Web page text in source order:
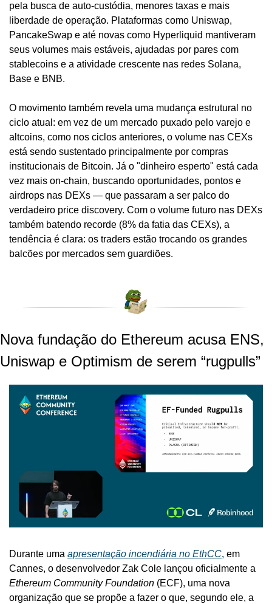
pela busca de auto-custódia, menores taxas e mais
liberdade de operação. Plataformas como Uniswap,
PancakeSwap e até novas como Hyperliquid mantiveram
seus volumes mais estáveis, ajudadas por pares com
stablecoins e a atividade crescente nas redes Solana,
Base e BNB.
O movimento também revela uma mudança estrutural no
ciclo atual: em vez de um mercado puxado pelo varejo e
altcoins, como nos ciclos anteriores, o volume nas CEXs
está sendo sustentado principalmente por compras
institucionais de Bitcoin. Já o "dinheiro esperto" está cada
vez mais on-chain, buscando oportunidades, pontos e
airdrops nas DEXs — que passaram a ser palco do
verdadeiro price discovery. Com o volume futuro nas DEXs
também batendo recorde (8% da fatia das CEXs), a
tendência é clara: os traders estão trocando os grandes
balcões por mercados sem guardiões.
Nova fundação do Ethereum acusa ENS,
Uniswap e Optimism de serem “rugpulls”
Durante uma apresentação incendiária no EthCC, em
Ethereum Community Foundation (ECF), uma nova
organização que se propõe a fazer o que, segundo ele, a